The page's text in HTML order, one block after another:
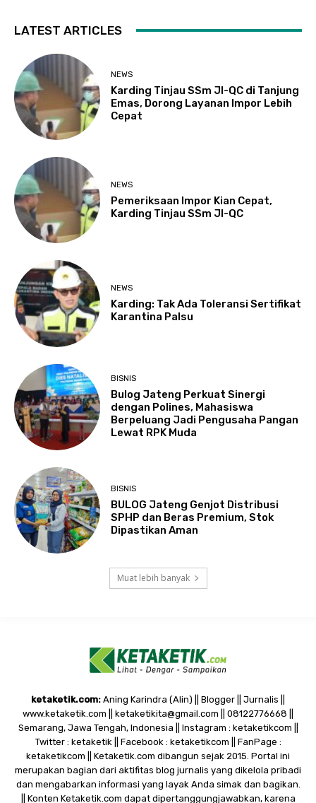
LATEST ARTICLES
NEWS
Karding Tinjau SSm JI-QC di Tanjung
Emas, Dorong Layanan Impor Lebih
Cepat
NEWS
Pemeriksaan Impor Kian Cepat,
Karding Tinjau SSm JI-QC
NEWS
Karding: Tak Ada Toleransi Sertifikat
Karantina Palsu
BISNIS
Bulog Jateng Perkuat Sinergi
dengan Polines, Mahasiswa
Berpeluang Jadi Pengusaha Pangan
Lewat RPK Muda
BISNIS
BULOG Jateng Genjot Distribusi
SPHP dan Beras Premium, Stok
Dipastikan Aman
Muat lebih banyak
ketaketik.com: Aning Karindra (Alin) || Blogger || Jurnalis ||
www.ketaketik.com || ketaketikita@gmail.com || 08122776668 ||
Semarang, Jawa Tengah, Indonesia || Instagram : ketaketikcom ||
Twitter : ketaketik || Facebook : ketaketikcom || FanPage :
ketaketikcom || Ketaketik.com dibangun sejak 2015. Portal ini
merupakan bagian dari aktifitas blog jurnalis yang dikelola pribadi
dan mengabarkan informasi yang layak Anda simak dan bagikan.
|| Konten Ketaketik.com dapat dipertanggungjawabkan, karena